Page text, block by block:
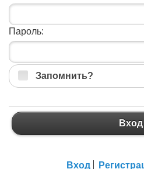
Пароль:
Запомнить?
Вход
Вход